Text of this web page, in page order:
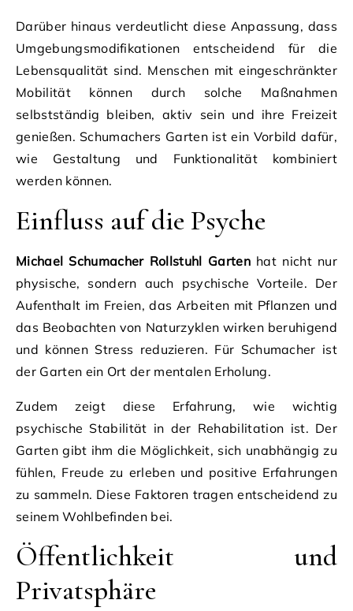
Darüber hinaus verdeutlicht diese Anpassung, dass
Umgebungsmodifikationen entscheidend für die
Lebensqualität sind. Menschen mit eingeschränkter
Mobilität können durch solche Maßnahmen
selbstständig bleiben, aktiv sein und ihre Freizeit
genießen. Schumachers Garten ist ein Vorbild dafür,
wie Gestaltung und Funktionalität kombiniert
werden können.
Einfluss auf die Psyche
Michael Schumacher Rollstuhl Gartenhat nicht nur
physische, sondern auch psychische Vorteile. Der
Aufenthalt im Freien, das Arbeiten mit Pflanzen und
das Beobachten von Naturzyklen wirken beruhigend
und können Stress reduzieren. Für Schumacher ist
der Garten ein Ort der mentalen Erholung.
Zudem zeigt diese Erfahrung, wie wichtig
psychische Stabilität in der Rehabilitation ist. Der
Garten gibt ihm die Möglichkeit, sich unabhängig zu
fühlen, Freude zu erleben und positive Erfahrungen
zu sammeln. Diese Faktoren tragen entscheidend zu
seinem Wohlbefinden bei.
Öffentlichkeit und
Privatsphäre